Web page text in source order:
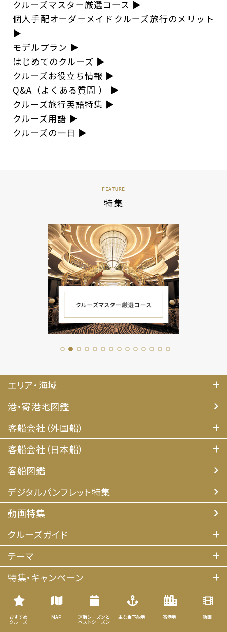
おすすめ
クルーズ
MAP 運航シーズンと
ベストシーズン
主な乗下船地 寄港地 動画
クルーズマスター厳選コース ▶︎
個人手配オーダーメイドクルーズ旅行のメリット
▶︎
モデルプラン ▶︎
はじめてのクルーズ ▶︎
クルーズお役立ち情報 ▶︎
Q&A（よくある質問 ）
▶︎
クルーズ旅行英語特集 ▶︎
クルーズ用語 ▶︎
クルーズの一日 ▶︎
FEATURE
特集
1 2 3 4 5 6 7 8 9 10 11 12 13 14
エリア・海域
港・寄港地図鑑
客船会社（外国船）
客船会社（日本船）
客船図鑑
デジタルパンフレット特集
動画特集
クルーズガイド
テーマ
特集・キャンペーン
iStyle（アライアンス）
説明会＆専用デスク